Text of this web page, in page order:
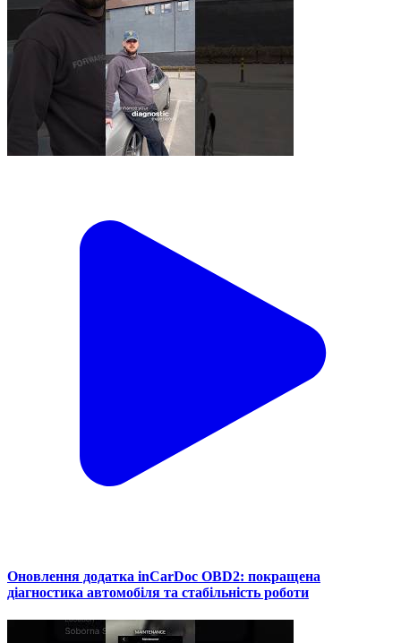
Оновлення додатка inCarDoc OBD2: покращена
діагностика автомобіля та стабільність роботи